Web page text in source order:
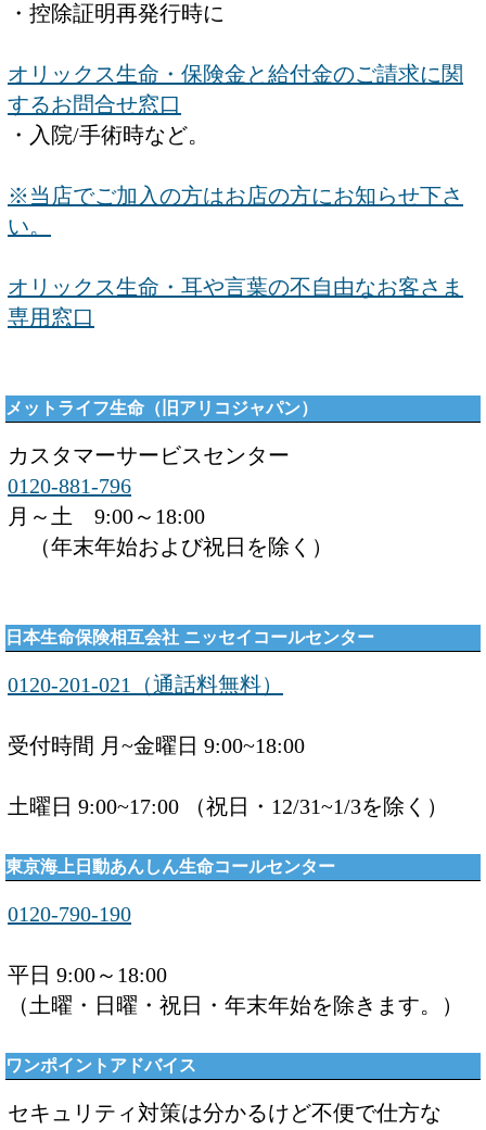
・控除証明再発行時に
オリックス生命・保険金と給付金のご請求に関
するお問合せ窓口
・入院/手術時など。
※当店でご加入の方はお店の方にお知らせ下さ
い。
オリックス生命・耳や言葉の不自由なお客さま
専用窓口
メットライフ生命（旧アリコジャパン）
カスタマーサービスセンター
0120-881-796
月～土 9:00～18:00
（年末年始および祝日を除く）
日本生命保険相互会社 ニッセイコールセンター
0120-201-021（通話料無料）
受付時間 月~金曜日 9:00~18:00
土曜日 9:00~17:00 （祝日・12/31~1/3を除く）
東京海上日動あんしん生命コールセンター
0120-790-190
平日 9:00～18:00
（土曜・日曜・祝日・年末年始を除きます。）
ワンポイントアドバイス
セキュリティ対策は分かるけど不便で仕方な